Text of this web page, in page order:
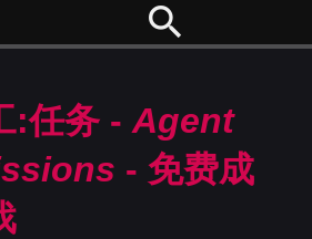
search
:任务 -Agent
- 免费成